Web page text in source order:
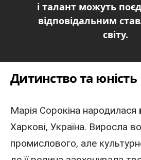
і талант можуть
відповідальним
світу.
Дитинство та юність
Марія Сорокіна народилася
Харкові, Україна. Виросла
промислового, але